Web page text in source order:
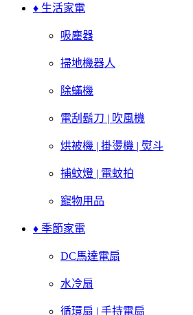
♦ 生活家電
吸塵器
掃地機器人
除蟎機
電刮鬍刀 | 吹風機
烘被機 | 掛燙機 | 熨斗
捕蚊燈 | 電蚊拍
寵物用品
♦ 季節家電
DC馬達電扇
水冷扇
循環扇 | 手持電扇